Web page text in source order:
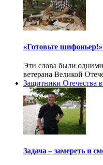
«Готовьте шифоньер!»
Эти слова были
ветерана Великой
Защитники Отечества
Задача – замереть и